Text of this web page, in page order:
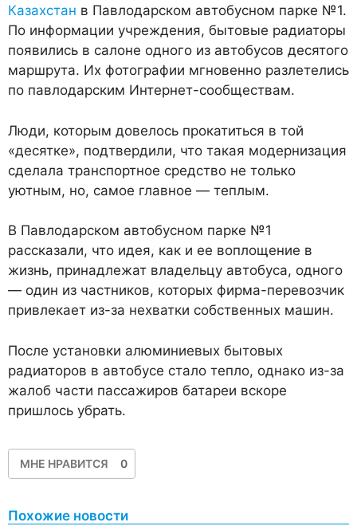
Казахстан в Павлодарском автобусном парке №1.
По информации учреждения, бытовые радиаторы
появились в салоне одного из автобусов десятого
маршрута. Их фотографии мгновенно разлетелись
по павлодарским Интернет-сообществам.
Люди, которым довелось прокатиться в той
«десятке», подтвердили, что такая модернизация
сделала транспортное средство не только
уютным, но, самое главное — теплым.
В Павлодарском автобусном парке №1
рассказали, что идея, как и ее воплощение в
жизнь, принадлежат владельцу автобуса, одного
— один из частников, которых фирма-перевозчик
привлекает из-за нехватки собственных машин.
После установки алюминиевых бытовых
радиаторов в автобусе стало тепло, однако из-за
жалоб части пассажиров батареи вскоре
пришлось убрать.
МНЕ НРАВИТСЯ 0
Похожие новости